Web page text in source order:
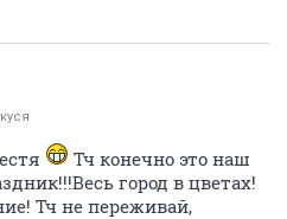
Тч конечно это наш
город в цветах!
Тч не переживай,